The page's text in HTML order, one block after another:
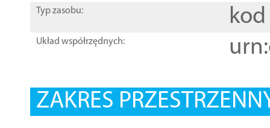
Typ zasobu: kod
Układ współrzędnych:
ZAKRES